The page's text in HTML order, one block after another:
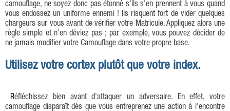
camouflage, ne soyez donc pas étonné s'ils s'en prennent à vous quand
vous endossez un uniforme ennemi ! Ils risquent fort de vider quelques
chargeurs sur vous avant de vérifier votre Matricule. Appliquez alors une
règle simple et n'en déviez pas ; par exemple, vous pouvez décider de
ne jamais modifier votre Camouflage dans votre propre base.
Utilisez votre cortex plutôt que votre index.
Réfléchissez bien avant d'attaquer un adversaire. En effet, votre
camouflage disparaît dès que vous entreprenez une action à l'encontre